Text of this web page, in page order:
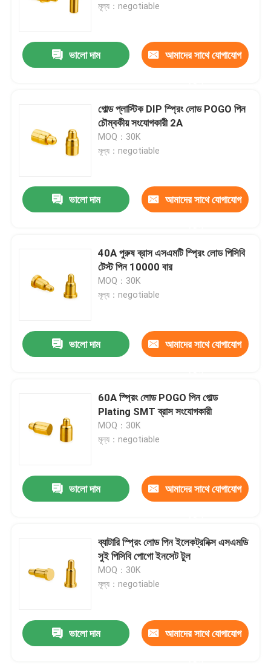
মূল্য：negotiable
ভালো দাম আমাদের সাথে যোগাযোগ
গোল্ড প্লাস্টিক DIP স্প্রিং লোড POGO পিন
চৌম্বকীয় সংযোগকারী 2A
MOQ：30K
মূল্য：negotiable
ভালো দাম আমাদের সাথে যোগাযোগ
40A পুরুষ ব্রাস এসএমটি স্প্রিং লোড পিসিবি
টেস্ট পিন 10000 বার
MOQ：30K
মূল্য：negotiable
ভালো দাম আমাদের সাথে যোগাযোগ
60A স্প্রিং লোড POGO পিন গোল্ড
Plating SMT ব্রাস সংযোগকারী
MOQ：30K
মূল্য：negotiable
ভালো দাম আমাদের সাথে যোগাযোগ
ব্যাটারি স্প্রিং লোড পিন ইলেকট্রনিক্স এসএমডি
সুই পিসিবি পোগো ইনসেট টুল
MOQ：30K
মূল্য：negotiable
ভালো দাম আমাদের সাথে যোগাযোগ